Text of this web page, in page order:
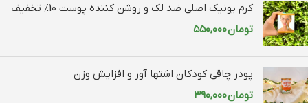
کرم یونیک اصلی ضد لک و روشن کننده پوست 10% تخفیف
تومان
پودر چاقی کودکان اشتها آور و افزایش وزن
تومان